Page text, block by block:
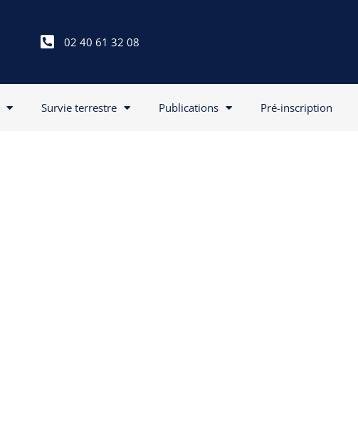
02 40 61 32 08
Survie terrestre Publications Pré-inscription